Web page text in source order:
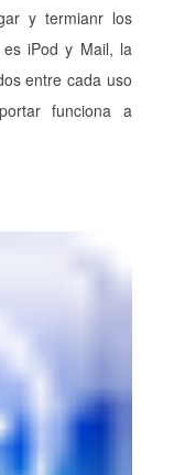
y termianr los
iPod y Mail, la
entre cada uso
funciona a